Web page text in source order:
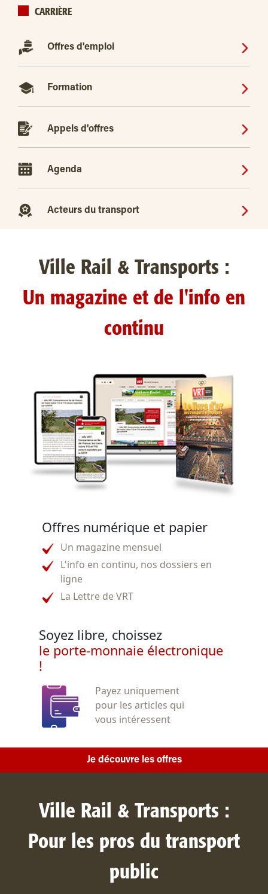
CARRIÈRE
Offres d'emploi
Formation
Appels d'offres
Agenda
Acteurs du transport
Ville Rail & Transports :
Un magazine et de l'info en
continu
Offres numérique et papier
Un magazine mensuel
L'info en continu, nos dossiers en
ligne
La Lettre de VRT
Soyez libre, choissez
le porte-monnaie électronique
!
Payez uniquement
pour les articles qui
vous intéressent
Je découvre les offres
Ville Rail & Transports :
Pour les pros du transport
public